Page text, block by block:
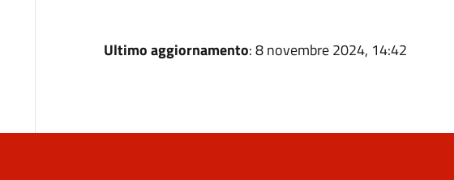
Ultimo aggiornamento: 8 novembre 2024, 14:42